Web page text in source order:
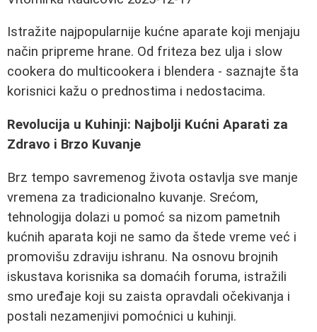
Istražite najpopularnije kućne aparate koji menjaju
način pripreme hrane. Od friteza bez ulja i slow
cookera do multicookera i blendera - saznajte šta
korisnici kažu o prednostima i nedostacima.
Revolucija u Kuhinji: Najbolji Kućni Aparati za
Zdravo i Brzo Kuvanje
Brz tempo savremenog života ostavlja sve manje
vremena za tradicionalno kuvanje. Srećom,
tehnologija dolazi u pomoć sa nizom pametnih
kućnih aparata koji ne samo da štede vreme već i
promovišu zdraviju ishranu. Na osnovu brojnih
iskustava korisnika sa domaćih foruma, istražili
smo uređaje koji su zaista opravdali očekivanja i
postali nezamenjivi pomoćnici u kuhinji.